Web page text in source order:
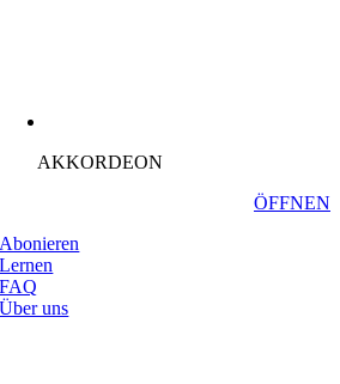
AKKORDEON
ÖFFNEN
Abonieren
Lernen
FAQ
Über uns